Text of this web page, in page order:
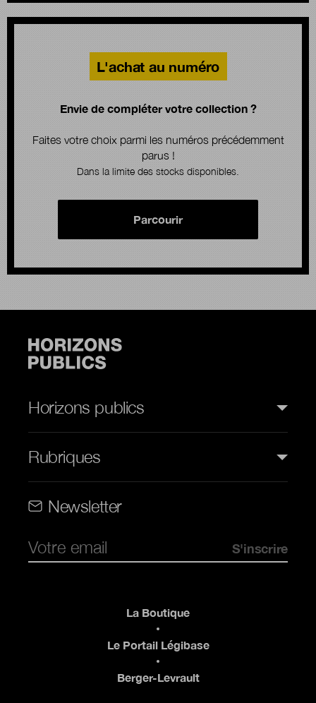
L'achat au numéro
Envie de compléter votre collection ?
Faites votre choix parmi les numéros précédemment
parus !
Dans la limite des stocks disponibles.
Parcourir
Horizons publics
Rubriques
Newsletter
La Boutique
Le Portail Légibase
Berger-Levrault